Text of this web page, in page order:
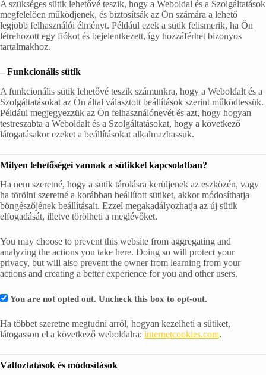
A szükséges sütik lehetővé teszik, hogy a Weboldal és a Szolgáltatások
megfelelően működjenek, és biztosítsák az Ön számára a lehető
legjobb felhasználói élményt. Például ezek a sütik felismerik, ha Ön
létrehozott egy fiókot és bejelentkezett, így hozzáférhet bizonyos
tartalmakhoz.
– Funkcionális sütik
A funkcionális sütik lehetővé teszik számunkra, hogy a Weboldalt és a
Szolgáltatásokat az Ön által választott beállítások szerint működtessük.
Például megjegyezzük az Ön felhasználónevét és azt, hogy hogyan
testreszabta a Weboldalt és a Szolgáltatásokat, hogy a következő
látogatásakor ezeket a beállításokat alkalmazhassuk.
Milyen lehetőségei vannak a sütikkel kapcsolatban?
Ha nem szeretné, hogy a sütik tárolásra kerüljenek az eszközén, vagy
ha törölni szeretné a korábban beállított sütiket, akkor módosíthatja
böngészőjének beállításait. Ezzel megakadályozhatja az új sütik
elfogadását, illetve törölheti a meglévőket.
You may choose to prevent this website from aggregating and
analyzing the actions you take here. Doing so will protect your
privacy, but will also prevent the owner from learning from your
actions and creating a better experience for you and other users.
You are not opted out. Uncheck this box to opt-out.
Ha többet szeretne megtudni arról, hogyan kezelheti a sütiket,
látogasson el a következő weboldalra: internetcookies.com.
Változtatások és módosítások